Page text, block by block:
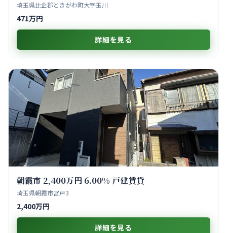
埼玉県比企郡ときがわ町大字玉川
471万円
詳細を見る
朝霞市 2,400万円 6.00% 戸建賃貸
埼玉県朝霞市宮戸3
2,400万円
詳細を見る